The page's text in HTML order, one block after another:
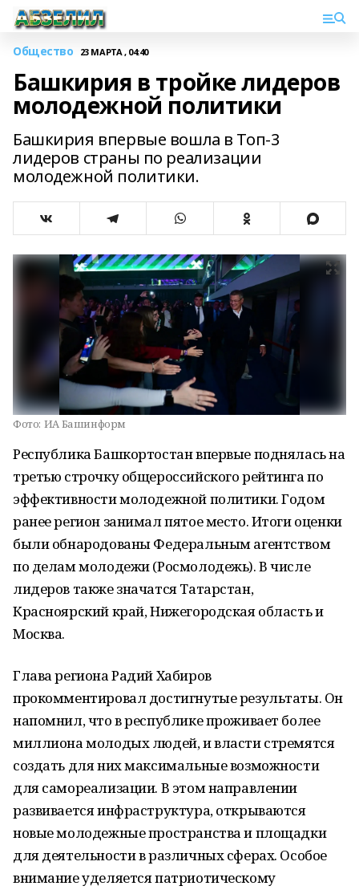
Общество 23 МАРТА , 04:40
Башкирия в тройке лидеров
молодежной политики
Башкирия впервые вошла в Топ-3
лидеров страны по реализации
молодежной политики.
Фото: ИА Башинформ
Республика Башкортостан впервые поднялась на
третью строчку общероссийского рейтинга по
эффективности молодежной политики. Годом
ранее регион занимал пятое место. Итоги оценки
были обнародованы Федеральным агентством
по делам молодежи (Росмолодежь). В числе
лидеров также значатся Татарстан,
Красноярский край, Нижегородская область и
Москва.
Глава региона Радий Хабиров
прокомментировал достигнутые результаты. Он
напомнил, что в республике проживает более
миллиона молодых людей, и власти стремятся
создать для них максимальные возможности
для самореализации. В этом направлении
развивается инфраструктура, открываются
новые молодежные пространства и площадки
для деятельности в различных сферах. Особое
внимание уделяется патриотическому